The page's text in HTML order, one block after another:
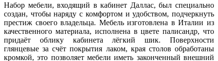
Набор мебели, входящий в кабинет Даллас, был специально
создан, чтобы наряду с комфортом и удобством, подчеркнуть
престиж своего владельца. Мебель изготовлена в Италии из
качественного материала, исполнена в цвете палисандр, что
придаёт облику кабинета лёгкий шик. Поверхности
глянцевые за счёт покрытия лаком, края столов обработаны
кромкой, это позволяет мебели иметь законченный внешний